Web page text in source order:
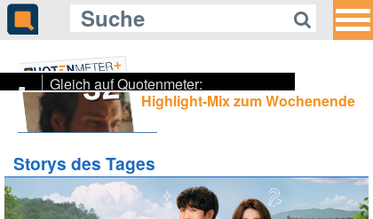
Gleich auf Quotenmeter:
ZDF verbannt preisgekrönten
Cannes- und Lola-Gewinner in die
32 Highlight-Mix zum Wochenende
Storys des Tages